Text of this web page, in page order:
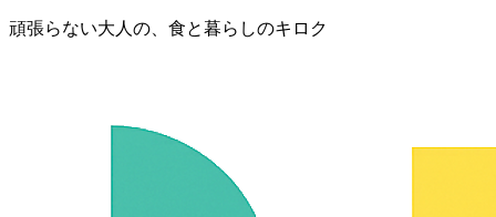
頑張らない大人の、食と暮らしのキロク